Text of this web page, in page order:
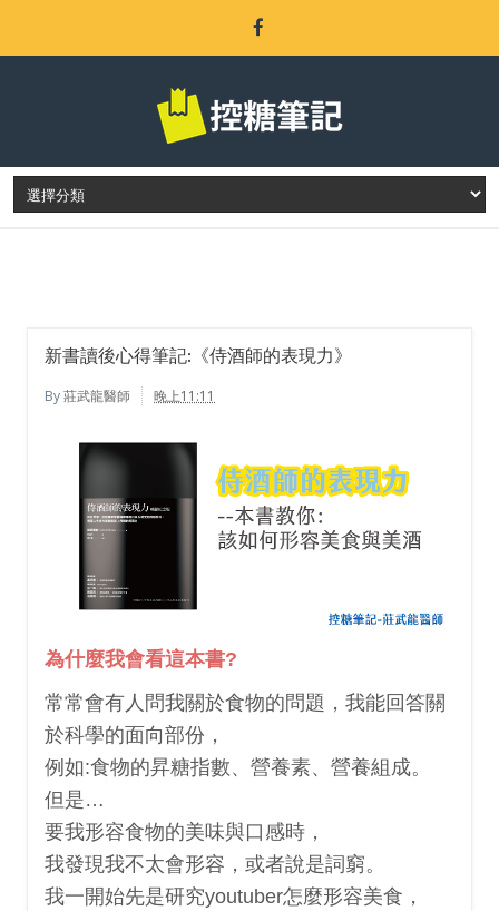
LATEST POST
新書讀後心得筆記:《侍酒師的表現力》
By莊武龍醫師 晚上11:11
為什麼我會看這本書?
常常會有人問我關於食物的問題，我能回答關
於科學的面向部份，
例如:食物的昇糖指數、營養素、營養組成。
但是…
要我形容食物的美味與口感時，
我發現我不太會形容，或者說是詞窮。
我一開始先是研究youtuber怎麼形容美食，